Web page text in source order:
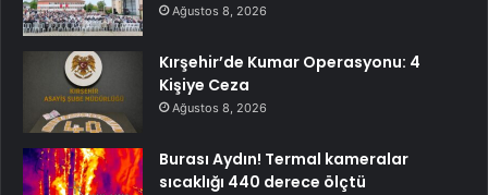
Ağustos 8, 2026
Kırşehir’de Kumar Operasyonu: 4
Kişiye Ceza
Ağustos 8, 2026
Burası Aydın! Termal kameralar
sıcaklığı 440 derece ölçtü